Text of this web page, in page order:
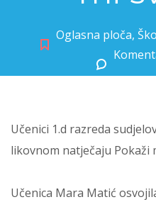
Oglasna ploča,
Učenici 1.d razreda
likovnom natječaju Pokaži
Učenica Mara Matić